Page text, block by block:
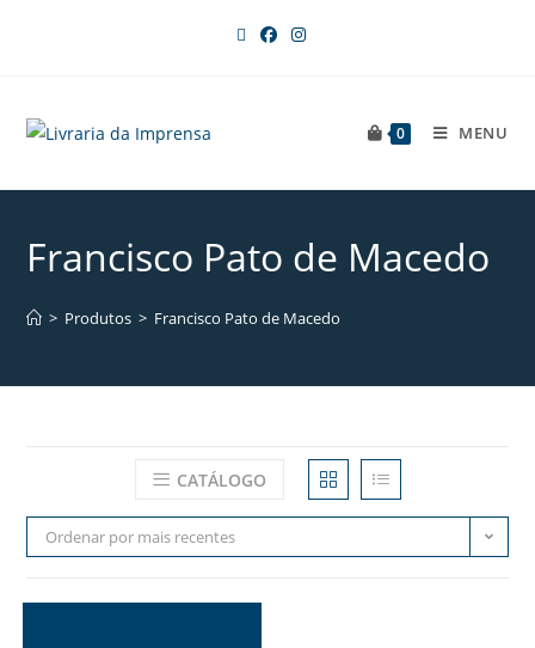
0 MENU
Francisco Pato de Macedo
> Produtos > Francisco Pato de Macedo
CATÁLOGO
Ordenar por mais recentes